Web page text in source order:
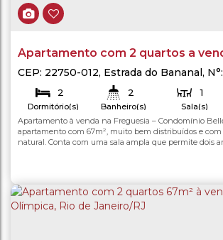
Apartamento com 2 quartos a
Condomínio Belle Epoque -
Janeiro
CEP: 22750-012, Estrada do Bananal , N°:
Rio de Janeiro
2
Dormitório(s)
2
Banheiro(s)
1
Sala(s)
1
Vaga(s)
Útil:67.00m²
Apartamento à venda na Freguesia – Condomínio
apartamento com 67m², muito bem distribuídos e
natural. Conta com uma sala ampla que permite dois
arejada, cozinha planejada com armários, área de
banheiro social e 2 quartos, sendo uma suíte. O imóvel